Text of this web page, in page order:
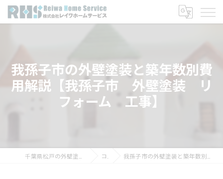
我孫子市の外壁塗装と築年数別費
用解説【我孫子市 外壁塗装 リ
フォーム 工事】
コラム 我孫子市の外壁塗装と築年数別費用解説【我孫子市 外壁塗装 リフォーム 工事】